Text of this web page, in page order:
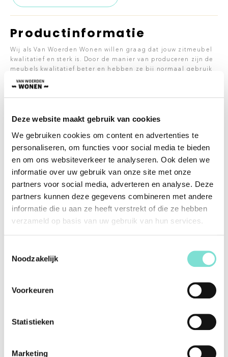
Deze website maakt gebruik van cookies
We gebruiken cookies om content en advertenties te
personaliseren, om functies voor social media te bieden
en om ons websiteverkeer te analyseren. Ook delen we
informatie over uw gebruik van onze site met onze
partners voor social media, adverteren en analyse. Deze
partners kunnen deze gegevens combineren met andere
informatie die u aan ze heeft verstrekt of die ze hebben
verzameld op basis van uw gebruik van hun services.
Noodzakelijk
Voorkeuren
Statistieken
Marketing
Productinformatie
Wij als Van Woerden Wonen willen graag dat jouw zitmeubel
kwalitatief en sterk is. Door de manier van produceren zijn de
meubels kwalitatief beter en hebben ze bij normaal gebruik
een langere levensduur. De meubels worden volledig met de
hand gemaakt in eigen beheer en werkplaats.
uitstraling creëert. De fauteuil heeft een comfortabele diepe
zit waardoor je optimaal kunt ontspannen. Dankzij het design
Specificaties
Vorm Organisch, Rechthoekig, Rond
Materiaal
Alternatieve producten